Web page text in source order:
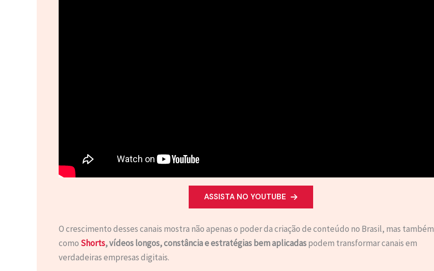
ASSISTA NO YOUTUBE
O crescimento desses canais mostra não apenas o poder da criação de conteúdo no Brasil, mas também
como Shorts, vídeos longos, constância e estratégias bem aplicadaspodem transformar canais em
verdadeiras empresas digitais.